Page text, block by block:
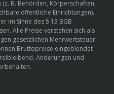
B. Behörden, Körperschaften,
öffentliche Einrichtungen).
im Sinne des § 13 BGB
Alle Preise verstehen sich als
gesetzlichen Mehrwertsteuer
Bruttopreise eingeblendet
Änderungen und